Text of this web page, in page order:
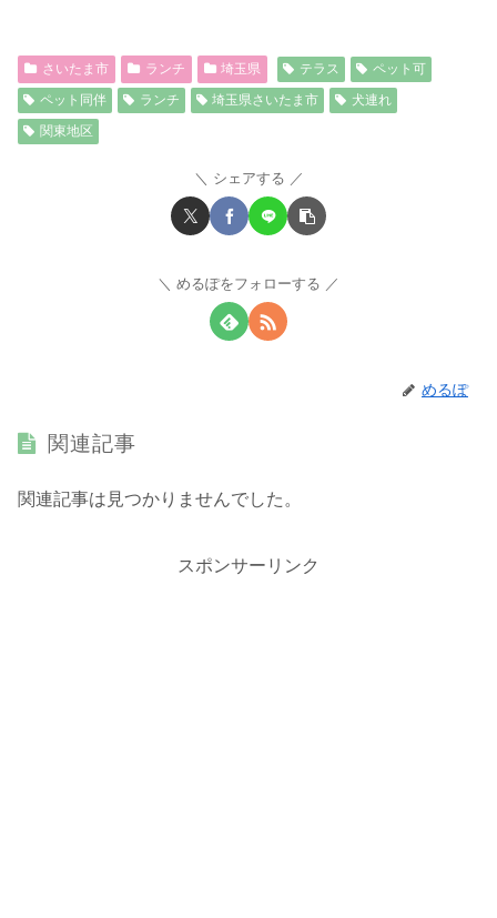
さいたま市 ランチ 埼玉県 テラス
ペット可
ペット同伴
ランチ 埼玉県さいたま市
犬連れ
関東地区
シェアする
めるぽをフォローする
めるぽ
関連記事
関連記事は見つかりませんでした。
スポンサーリンク